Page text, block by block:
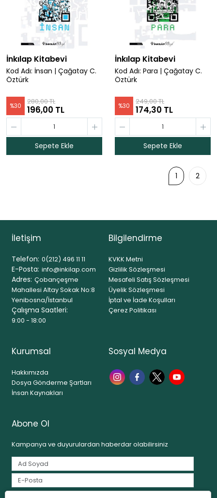
İnkılap Kitabevi
Kod Adı: İnsan | Çağatay C.
Öztürk
%30 280,00 TL
196,00 TL
Sepete Ekle
İnkılap Kitabevi
Kod Adı: Para | Çağatay C.
Öztürk
%30 249,00 TL
174,30 TL
Sepete Ekle
1 2
İletişim
Telefon: 0(212) 496 11 11
E-Posta: info@inkilap.com
Adres: Çobançeşme
Mahallesi Altay Sokak No:8
Yenibosna/İstanbul
Çalışma Saatleri:
9:00 - 18:00
Bilgilendirme
KVKK Metni
Gizlilik Sözleşmesi
Mesafeli Satış Sözleşmesi
Üyelik Sözleşmesi
İptal ve İade Koşulları
Çerez Politikası
Kurumsal
Hakkımızda
Dosya Gönderme Şartları
İnsan Kaynakları
Sosyal Medya
Abone Ol
Kampanya ve duyurulardan haberdar olabilirsiniz
Tarafımdan e-posta yoluyla ticari elektronik ileti gönderilmesine